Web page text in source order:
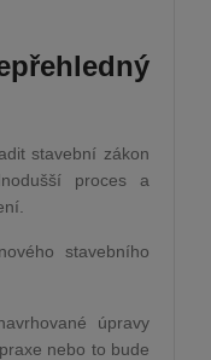
stavební zákon
proces a
stavebního
úpravy
nebo to bude